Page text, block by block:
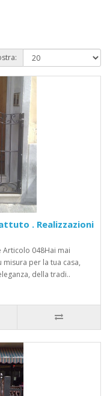
. Realizzazioni
Articolo 048Hai mai
per la tua casa,
della tradi..